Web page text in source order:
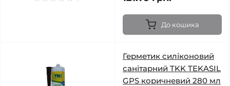
До кошика
Герметик силіконовий
санітарний TKK TEKASIL
GPS коричневий 280 мл